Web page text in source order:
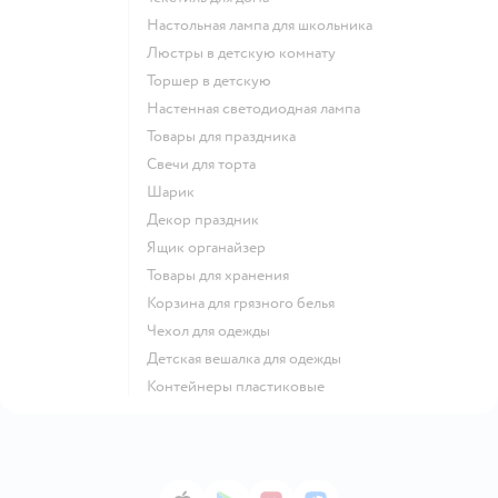
Настольная лампа для школьника
Люстры в детскую комнату
Торшер в детскую
Настенная светодиодная лампа
Товары для праздника
Свечи для торта
Шарик
Декор праздник
Ящик органайзер
Товары для хранения
Корзина для грязного белья
Чехол для одежды
Детская вешалка для одежды
Контейнеры пластиковые